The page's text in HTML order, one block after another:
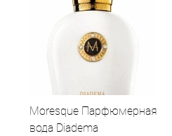
Moresque Парфюмерная
вода Diadema